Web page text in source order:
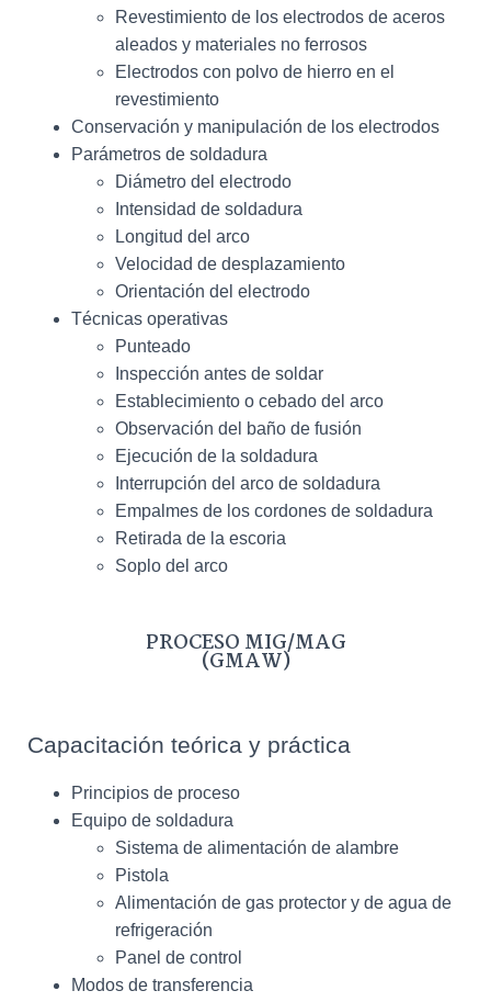
Revestimiento de los electrodos de aceros
aleados y materiales no ferrosos
Electrodos con polvo de hierro en el
revestimiento
Conservación y manipulación de los electrodos
Parámetros de soldadura
Diámetro del electrodo
Intensidad de soldadura
Longitud del arco
Velocidad de desplazamiento
Orientación del electrodo
Técnicas operativas
Punteado
Inspección antes de soldar
Establecimiento o cebado del arco
Observación del baño de fusión
Ejecución de la soldadura
Interrupción del arco de soldadura
Empalmes de los cordones de soldadura
Retirada de la escoria
Soplo del arco
PROCESO MIG/MAG
(GMAW)
Capacitación teórica y práctica
Principios de proceso
Equipo de soldadura
Sistema de alimentación de alambre
Pistola
Alimentación de gas protector y de agua de
refrigeración
Panel de control
Modos de transferencia